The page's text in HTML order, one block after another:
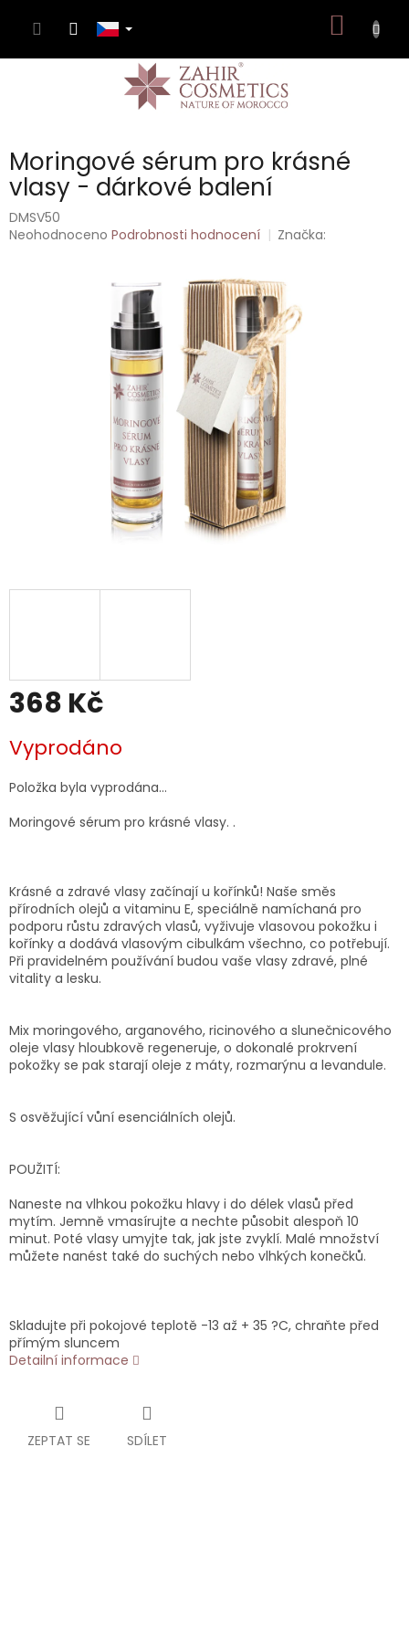
KOŠÍK
Moringové sérum pro krásné
vlasy - dárkové balení
DMSV50
Průměrné
Neohodnoceno Podrobnosti hodnocení Značka:
368 Kč
cena:
Vyprodáno
Položka byla vyprodána…
Moringové sérum pro krásné vlasy. .
Krásné a zdravé vlasy začínají u kořínků! Naše směs
přírodních olejů a vitaminu E, speciálně namíchaná pro
podporu růstu zdravých vlasů, vyživuje vlasovou pokožku i
kořínky a dodává vlasovým cibulkám všechno, co potřebují.
Při pravidelném používání budou vaše vlasy zdravé, plné
vitality a lesku.
Mix moringového, arganového, ricinového a slunečnicového
oleje vlasy hloubkově regeneruje, o dokonalé prokrvení
pokožky se pak starají oleje z máty, rozmarýnu a levandule.
S osvěžující vůní esenciálních olejů.
POUŽITÍ:
Naneste na vlhkou pokožku hlavy i do délek vlasů před
mytím. Jemně vmasírujte a nechte působit alespoň 10
minut. Poté vlasy umyjte tak, jak jste zvyklí. Malé množství
můžete nanést také do suchých nebo vlhkých konečků.
Skladujte při pokojové teplotě -13 až + 35 ?C, chraňte před
přímým sluncem
Detailní informace
ZEPTAT SE SDÍLET